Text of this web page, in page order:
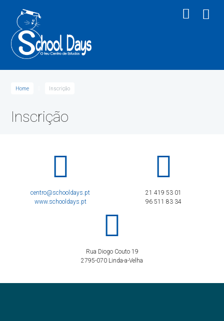
Home Inscrição
Inscrição
centro@schooldays.pt
www.schooldays.pt
21 419 53 01
96 511 83 34
Rua Diogo Couto 19
2795-070 Linda-a-Velha